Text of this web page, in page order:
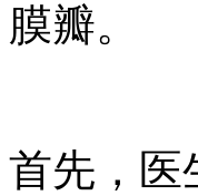
膜瓣。
首先，医